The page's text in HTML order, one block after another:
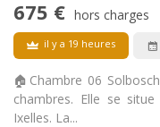
675 € hors charges
il y a 19 heures
🏠Chambre 06
chambres. Elle se
Ixelles. La...